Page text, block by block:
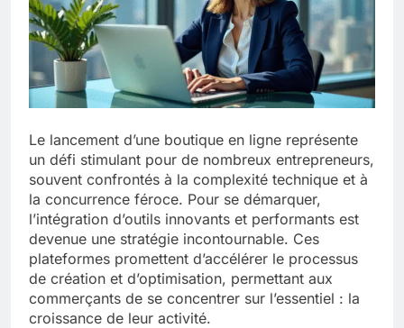
Le lancement d’une boutique en ligne représente
un défi stimulant pour de nombreux entrepreneurs,
souvent confrontés à la complexité technique et à
la concurrence féroce. Pour se démarquer,
l’intégration d’outils innovants et performants est
devenue une stratégie incontournable. Ces
plateformes promettent d’accélérer le processus
de création et d’optimisation, permettant aux
commerçants de se concentrer sur l’essentiel : la
croissance de leur activité.